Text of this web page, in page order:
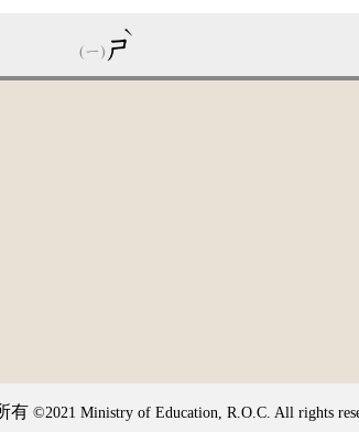
ㄕ
ˋ
有 ©2021 Ministry of Education, R.O.C. All rights